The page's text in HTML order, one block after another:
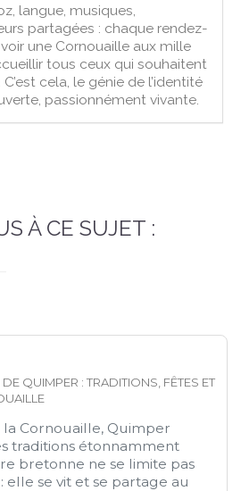
langue, musiques,
partagées : chaque rendez-
une Cornouaille aux mille
tous ceux qui souhaitent
cela, le génie de l’identité
passionnément vivante.
À CE SUJET :
QUIMPER : TRADITIONS, FÊTES ET
Cornouaille, Quimper
traditions étonnamment
bretonne ne se limite pas
elle se vit et se partage au